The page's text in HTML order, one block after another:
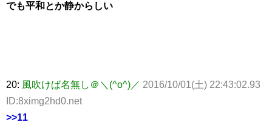
でも平和とか静からしい
20: 風吹けば名無し＠＼(^o^)／ 2016/10/01(土) 22:43:02.93
ID:8ximg2hd0.net
>>11